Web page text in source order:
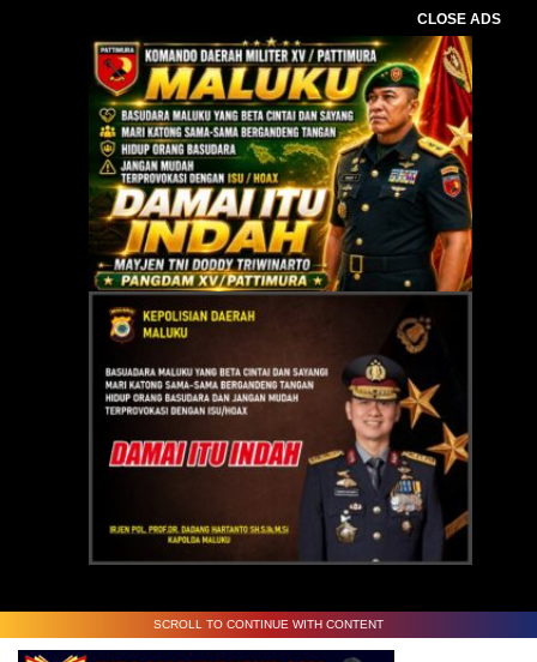
CLOSE ADS
SCROLL TO CONTINUE WITH CONTENT